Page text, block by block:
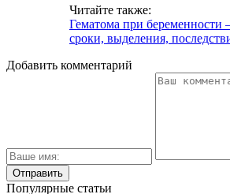
Читайте также:
Гематома при беременности
сроки, выделения,
Добавить комментарий
Популярные статьи